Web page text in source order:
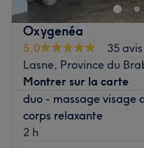
Oxygenéa
5,0
35 avis
Lasne, Province du
Montrer sur la carte
duo - massage visage
corps relaxante
2 h